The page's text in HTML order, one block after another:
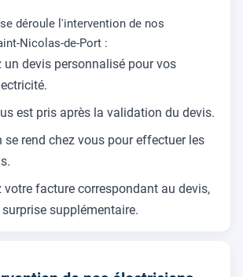
déroule l'intervention de nos
Nicolas-de-Port :
un devis personnalisé pour vos
est pris après la validation du devis.
se rend chez vous pour effectuer les
votre facture correspondant au devis,
supplémentaire.